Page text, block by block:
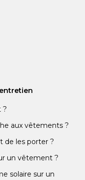
?
aux vêtements ?
de les porter ?
un vêtement ?
solaire sur un